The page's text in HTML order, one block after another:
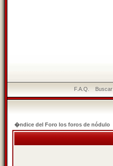
F.A.Q. Buscar
�ndice del Foro los foros de nódulo